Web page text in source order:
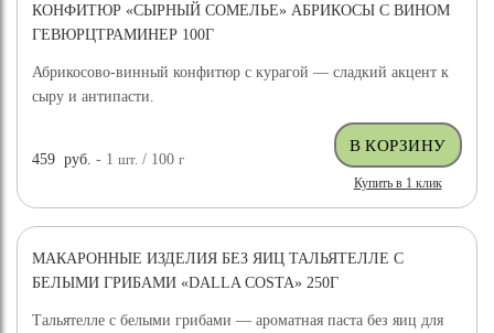
КОНФИТЮР «СЫРНЫЙ СОМЕЛЬЕ» АБРИКОСЫ С ВИНОМ
ГЕВЮРЦТРАМИНЕР 100Г
Абрикосово-винный конфитюр с курагой — сладкий акцент к
сыру и антипасти.
459 руб. - 1шт. / 100г
Купить в 1 клик
МАКАРОННЫЕ ИЗДЕЛИЯ БЕЗ ЯИЦ ТАЛЬЯТЕЛЛЕ С
БЕЛЫМИ ГРИБАМИ «DALLA COSTA» 250Г
Тальятелле с белыми грибами — ароматная паста без яиц для